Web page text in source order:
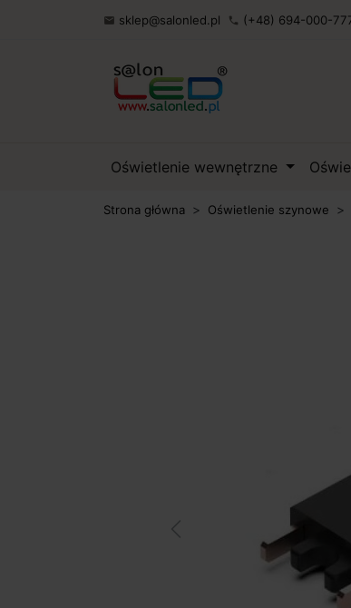
 sklep@salonled.pl phone (+48) 694-000-
Oświetlenie wewnętrzne
Strona główna Oświetlenie szynowe